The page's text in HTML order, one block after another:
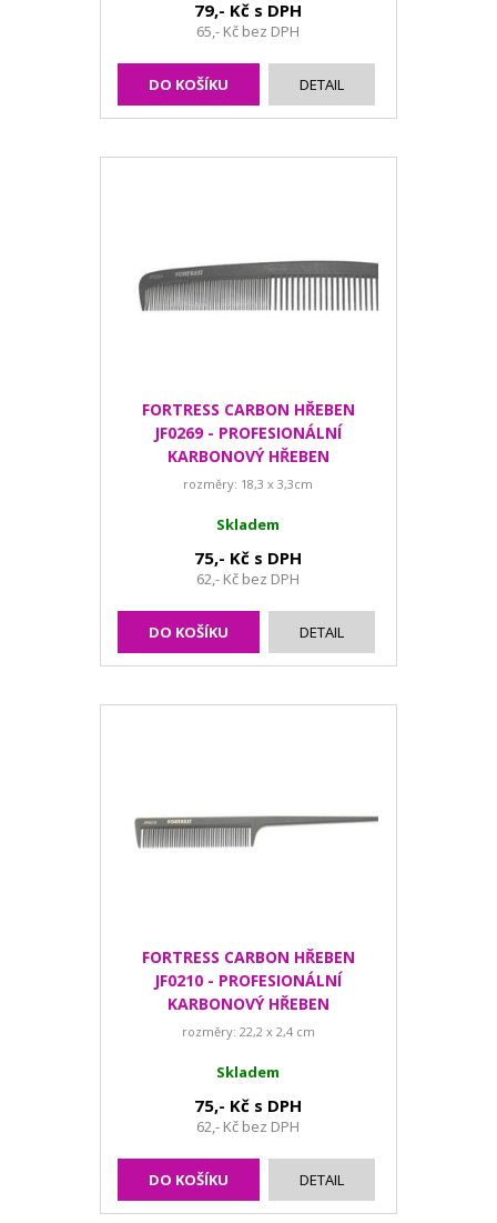
79,- Kč s DPH
65,- Kč bez DPH
DO KOŠÍKU DETAIL
FORTRESS CARBON HŘEBEN
JF0269 - PROFESIONÁLNÍ
KARBONOVÝ HŘEBEN
rozměry: 18,3 x 3,3cm
Skladem
75,- Kč s DPH
62,- Kč bez DPH
DO KOŠÍKU DETAIL
FORTRESS CARBON HŘEBEN
JF0210 - PROFESIONÁLNÍ
KARBONOVÝ HŘEBEN
rozměry: 22,2 x 2,4 cm
Skladem
75,- Kč s DPH
62,- Kč bez DPH
DO KOŠÍKU DETAIL